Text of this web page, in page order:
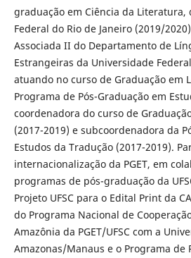
graduação em Ciência da Literatura,
Federal do Rio de Janeiro (2019/
Associada II do Departamento de
Estrangeiras da Universidade
atuando no curso de Graduação em
Programa de Pós-Graduação em
coordenadora do curso de
(2017-2019) e subcoordenadora da
Estudos da Tradução (2017-2019).
internacionalização da PGET, em
programas de pós-graduação da
Projeto UFSC para o Edital Print da
do Programa Nacional de
Amazônia da PGET/UFSC com a
Amazonas/Manaus e o Programa de